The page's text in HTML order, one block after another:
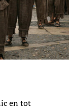
en tot